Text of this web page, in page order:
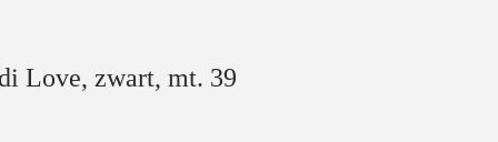
Love, zwart, mt. 39